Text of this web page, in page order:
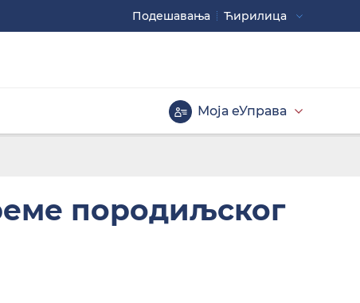
Моја еУправа
Ћирилица
Подешавaња
породиљског